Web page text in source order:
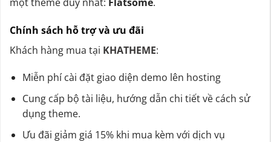
Chính sách hỗ trợ và ưu đãi
Khách hàng mua tại KHATHEME:
Miễn phí cài đặt giao diện demo lên hosting
Cung cấp bộ tài liệu, hướng dẫn chi tiết về cách sử
dụng theme.
Ưu đãi giảm giá 15% khi mua kèm với dịch vụ